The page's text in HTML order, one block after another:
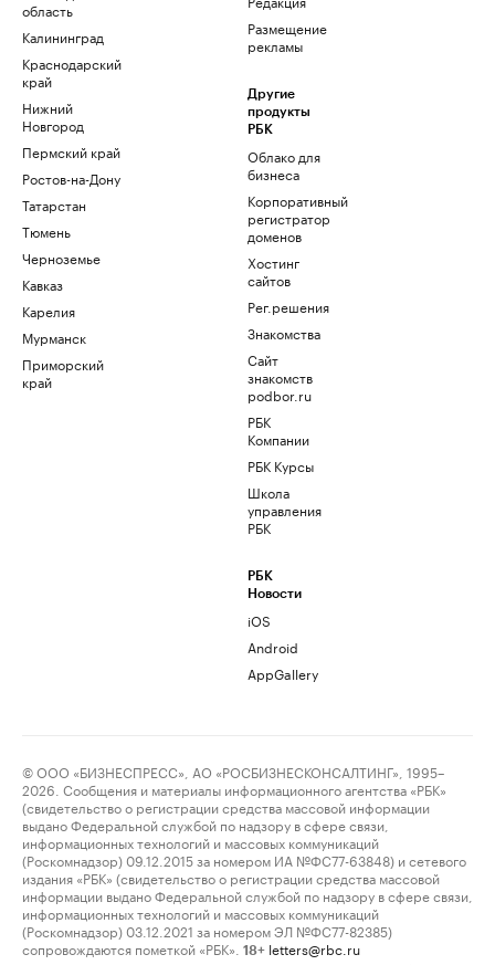
область
Калининград
Краснодарский
край
Нижний
Новгород
Пермский край
Ростов-на-Дону
Татарстан
Тюмень
Черноземье
Кавказ
Карелия
Мурманск
Приморский
край
Размещение
рекламы
Другие
продукты
РБК
Облако для
бизнеса
Корпоративный
регистратор
доменов
Хостинг
сайтов
Рег.решения
Знакомства
Сайт
знакомств
podbor.ru
РБК
Компании
РБК Курсы
Школа
управления
РБК
РБК
Новости
iOS
Android
AppGallery
© ООО «БИЗНЕСПРЕСС», АО «РОСБИЗНЕСКОНСАЛТИНГ», 1995–
2026. Сообщения и материалы информационного агентства «РБК»
(свидетельство о регистрации средства массовой информации
выдано Федеральной службой по надзору в сфере связи,
информационных технологий и массовых коммуникаций
(Роскомнадзор) 09.12.2015 за номером ИА №ФС77-63848) и сетевого
издания «РБК» (свидетельство о регистрации средства массовой
информации выдано Федеральной службой по надзору в сфере связи,
информационных технологий и массовых коммуникаций
(Роскомнадзор) 03.12.2021 за номером ЭЛ №ФС77-82385)
сопровождаются пометкой «РБК».
18+ letters@rbc.ru